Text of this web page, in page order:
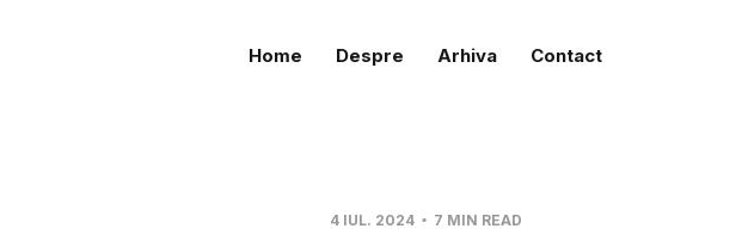
Home Despre Arhiva Contact
4 IUL. 2024 7 MIN READ